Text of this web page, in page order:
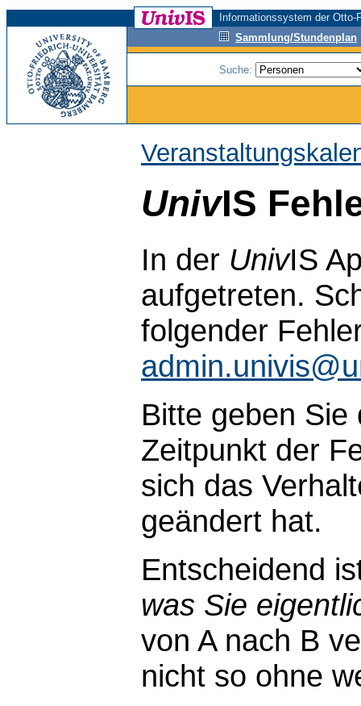
Informationssystem der
Sammlung/Stundenplan
Suche:
UnivIS
In der UnivIS
aufgetreten.
folgender
Bitte geben
Zeitpunkt der
sich das
geändert hat.
Entscheidend
was Sie
von A nach B
nicht so ohne